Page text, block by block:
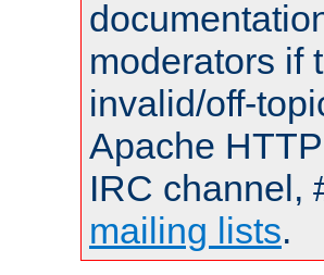
moderators if
invalid/off-
Apache
IRC channel,
mailing lists.